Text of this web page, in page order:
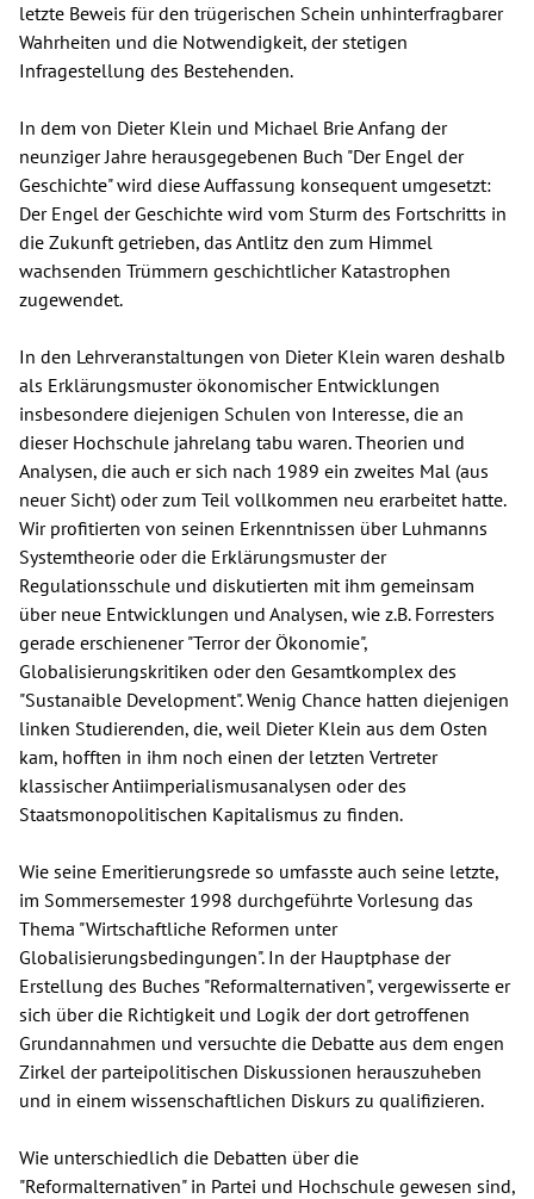
letzte Beweis für den trügerischen Schein unhinterfragbarer
Wahrheiten und die Notwendigkeit, der stetigen
Infragestellung des Bestehenden.
In dem von Dieter Klein und Michael Brie Anfang der
neunziger Jahre herausgegebenen Buch "Der Engel der
Geschichte" wird diese Auffassung konsequent umgesetzt:
Der Engel der Geschichte wird vom Sturm des Fortschritts in
die Zukunft getrieben, das Antlitz den zum Himmel
wachsenden Trümmern geschichtlicher Katastrophen
zugewendet.
In den Lehrveranstaltungen von Dieter Klein waren deshalb
als Erklärungsmuster ökonomischer Entwicklungen
insbesondere diejenigen Schulen von Interesse, die an
dieser Hochschule jahrelang tabu waren. Theorien und
Analysen, die auch er sich nach 1989 ein zweites Mal (aus
neuer Sicht) oder zum Teil vollkommen neu erarbeitet hatte.
Wir profitierten von seinen Erkenntnissen über Luhmanns
Systemtheorie oder die Erklärungsmuster der
Regulationsschule und diskutierten mit ihm gemeinsam
über neue Entwicklungen und Analysen, wie z.B. Forresters
gerade erschienener "Terror der Ökonomie",
Globalisierungskritiken oder den Gesamtkomplex des
"Sustanaible Development". Wenig Chance hatten diejenigen
linken Studierenden, die, weil Dieter Klein aus dem Osten
kam, hofften in ihm noch einen der letzten Vertreter
klassischer Antiimperialismusanalysen oder des
Staatsmonopolitischen Kapitalismus zu finden.
Wie seine Emeritierungsrede so umfasste auch seine letzte,
im Sommersemester 1998 durchgeführte Vorlesung das
Thema "Wirtschaftliche Reformen unter
Globalisierungsbedingungen". In der Hauptphase der
Erstellung des Buches "Reformalternativen", vergewisserte er
sich über die Richtigkeit und Logik der dort getroffenen
Grundannahmen und versuchte die Debatte aus dem engen
Zirkel der parteipolitischen Diskussionen herauszuheben
und in einem wissenschaftlichen Diskurs zu qualifizieren.
Wie unterschiedlich die Debatten über die
"Reformalternativen" in Partei und Hochschule gewesen sind,